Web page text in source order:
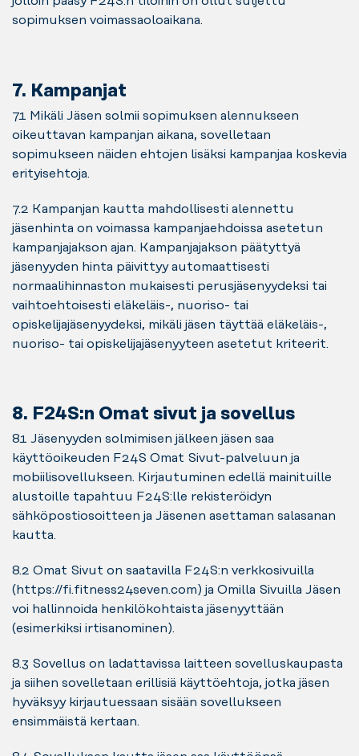
sopimuksen voimassaoloaikana.
7. Kampanjat
7.1 Mikäli Jäsen solmii sopimuksen alennukseen
oikeuttavan kampanjan aikana, sovelletaan
sopimukseen näiden ehtojen lisäksi kampanjaa koskevia
erityisehtoja.
7.2 Kampanjan kautta mahdollisesti alennettu
jäsenhinta on voimassa kampanjaehdoissa asetetun
kampanjajakson ajan. Kampanjajakson päätyttyä
jäsenyyden hinta päivittyy automaattisesti
normaalihinnaston mukaisesti perusjäsenyydeksi tai
vaihtoehtoisesti eläkeläis-, nuoriso- tai
opiskelijajäsenyydeksi, mikäli jäsen täyttää eläkeläis-,
nuoriso- tai opiskelijajäsenyyteen asetetut kriteerit.
8. F24S:n Omat sivut ja sovellus
8.1 Jäsenyyden solmimisen jälkeen jäsen saa
käyttöoikeuden F24S Omat Sivut-palveluun ja
mobiilisovellukseen. Kirjautuminen edellä mainituille
alustoille tapahtuu F24S:lle rekisteröidyn
sähköpostiosoitteen ja Jäsenen asettaman salasanan
kautta.
8.2 Omat Sivut on saatavilla F24S:n verkkosivuilla
(https://fi.fitness24seven.com) ja Omilla Sivuilla Jäsen
voi hallinnoida henkilökohtaista jäsenyyttään
(esimerkiksi irtisanominen).
8.3 Sovellus on ladattavissa laitteen sovelluskaupasta
ja siihen sovelletaan erillisiä käyttöehtoja, jotka jäsen
hyväksyy kirjautuessaan sisään sovellukseen
ensimmäistä kertaan.